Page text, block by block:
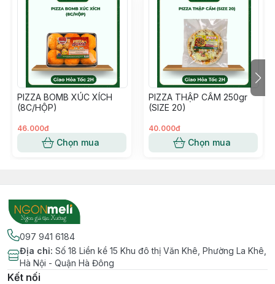
PIZZA BOMB XÚC XÍCH
(8C/HỘP)
46.000đ
Chọn mua
PIZZA THẬP CẨM 250gr
(SIZE 20)
40.000đ
Chọn mua
097 941 6184
Địa chỉ: Số 18 Liền kề 15 Khu đô thị Văn Khê, Phường La Khê,
Hà Nội - Quận Hà Đông
Kết nối